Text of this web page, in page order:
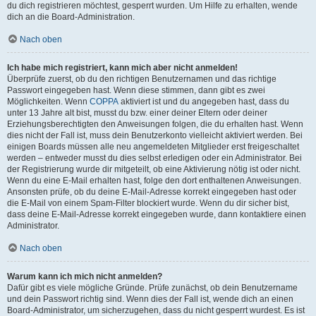
du dich registrieren möchtest, gesperrt wurden. Um Hilfe zu erhalten, wende
dich an die Board-Administration.
Nach oben
Ich habe mich registriert, kann mich aber nicht anmelden!
Überprüfe zuerst, ob du den richtigen Benutzernamen und das richtige
Passwort eingegeben hast. Wenn diese stimmen, dann gibt es zwei
Möglichkeiten. Wenn COPPA aktiviert ist und du angegeben hast, dass du
unter 13 Jahre alt bist, musst du bzw. einer deiner Eltern oder deiner
Erziehungsberechtigten den Anweisungen folgen, die du erhalten hast. Wenn
dies nicht der Fall ist, muss dein Benutzerkonto vielleicht aktiviert werden. Bei
einigen Boards müssen alle neu angemeldeten Mitglieder erst freigeschaltet
werden – entweder musst du dies selbst erledigen oder ein Administrator. Bei
der Registrierung wurde dir mitgeteilt, ob eine Aktivierung nötig ist oder nicht.
Wenn du eine E-Mail erhalten hast, folge den dort enthaltenen Anweisungen.
Ansonsten prüfe, ob du deine E-Mail-Adresse korrekt eingegeben hast oder
die E-Mail von einem Spam-Filter blockiert wurde. Wenn du dir sicher bist,
dass deine E-Mail-Adresse korrekt eingegeben wurde, dann kontaktiere einen
Administrator.
Nach oben
Warum kann ich mich nicht anmelden?
Dafür gibt es viele mögliche Gründe. Prüfe zunächst, ob dein Benutzername
und dein Passwort richtig sind. Wenn dies der Fall ist, wende dich an einen
Board-Administrator, um sicherzugehen, dass du nicht gesperrt wurdest. Es ist